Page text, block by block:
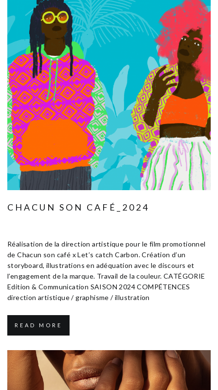
CHACUN SON CAFÉ_2024
Réalisation de la direction artistique pour le film promotionnel
de Chacun son café x Let’s catch Carbon. Création d’un
storyboard, illustrations en adéquation avec le discours et
l’engagement de la marque. Travail de la couleur. CATÉGORIE
Edition & Communication SAISON 2024 COMPÉTENCES
direction artistique / graphisme / illustration
READ MORE